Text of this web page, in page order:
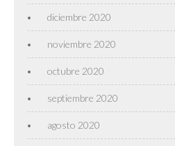
diciembre 2020
noviembre 2020
octubre 2020
septiembre 2020
agosto 2020